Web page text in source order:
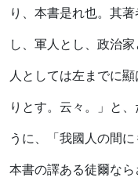
り、本書是れ也。其
し、軍人とし、政治
人としては左までに
りとす。云々。」と
うに、「我國人の間
本書の譯ある徒爾な